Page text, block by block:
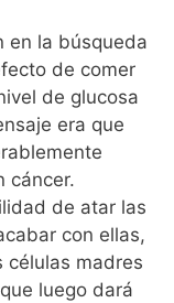
en la búsqueda
de comer
de glucosa
era que
cáncer.
de atar las
con ellas,
células madres
luego dará